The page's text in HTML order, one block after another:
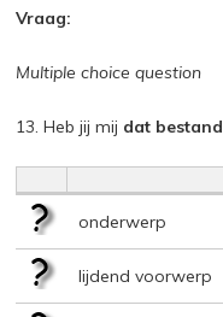
Vraag:
Multiple choice question
13. Heb jij mij dat bestand
onderwerp
lijdend voorwerp